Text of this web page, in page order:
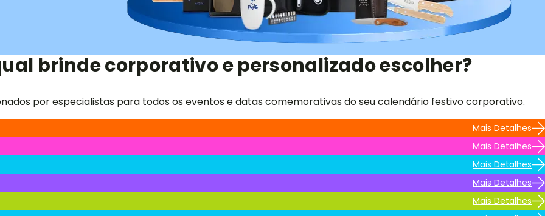
brinde corporativo e personalizado escolher?
por especialistas para todos os eventos e datas comemorativas do seu calendário festivo corporativo.
Mais Detalhes
Mais Detalhes
Mais Detalhes
Mais Detalhes
Mais Detalhes